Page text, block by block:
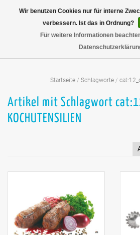
Startseite / Schlagworte /
Artikel mit Schlagwort
KOCHUTENSILIEN
Wir benutzen Cookies nur für interne
verbessern. Ist das in Ordnung?
Für weitere Informationen